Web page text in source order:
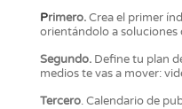
Primero.Crea el primer
orientándolo a soluciones
Segundo.Define tu plan
medios te vas a mover:
Tercero. Calendario de